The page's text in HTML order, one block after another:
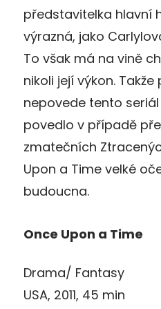
představitelka hlavní
výrazná, jako
To však má na vině
nikoli její výkon.
nepovede tento
povedlo v případě
zmatečních
Upon a Time velké
budoucna.
Once Upon a Time
Drama/ Fantasy
USA, 2011, 45 min